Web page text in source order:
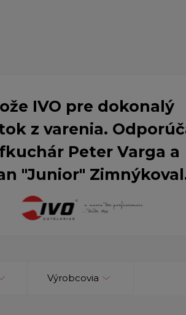
IVO pre dokonalý
z varenia.
Peter Varga a
"Junior"
Výrobcovia